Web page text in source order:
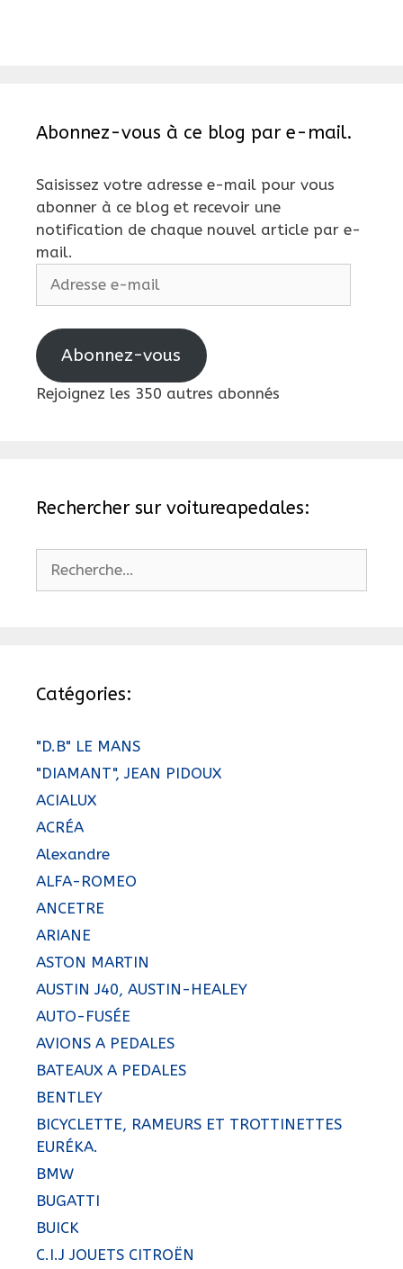
Abonnez-vous à ce blog par e-mail.
Saisissez votre adresse e-mail pour vous
abonner à ce blog et recevoir une
notification de chaque nouvel article par e-
mail.
e-
Abonnez-vous
Rejoignez les 350 autres abonnés
Rechercher sur voitureapedales:
Catégories:
"D.B" LE MANS
"DIAMANT", JEAN PIDOUX
ACIALUX
ACRÉA
Alexandre
ALFA-ROMEO
ANCETRE
ARIANE
ASTON MARTIN
AUSTIN J40, AUSTIN-HEALEY
AUTO-FUSÉE
AVIONS A PEDALES
BATEAUX A PEDALES
BENTLEY
BICYCLETTE, RAMEURS ET TROTTINETTES
EURÉKA.
BMW
BUGATTI
BUICK
C.I.J JOUETS CITROËN